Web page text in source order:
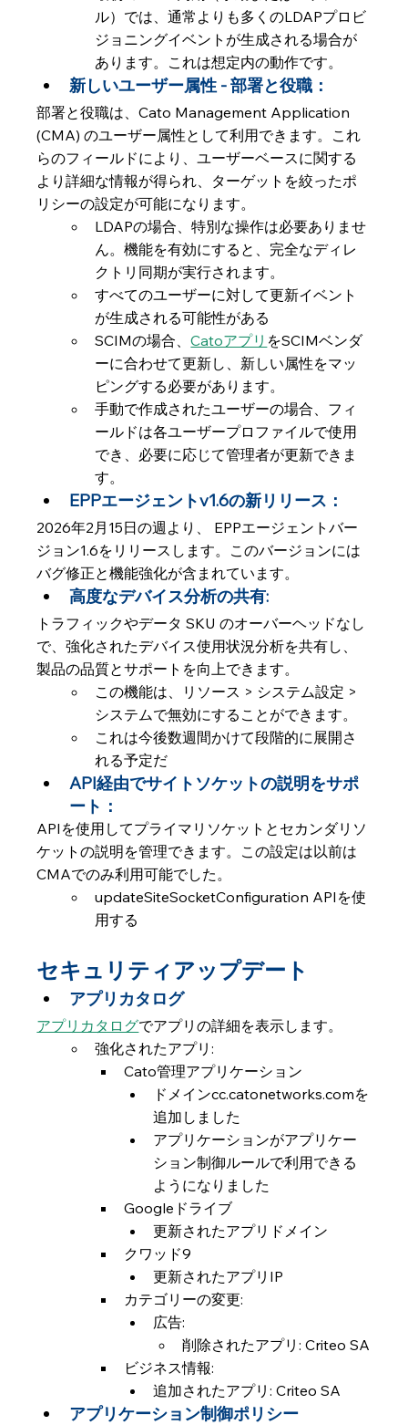
ル）では、通常よりも多くのLDAPプロビ
ジョニングイベントが生成される場合が
あります。これは想定内の動作です。
新しいユーザー属性 - 部署と役職：
部署と役職は、Cato Management Application
(CMA) のユーザー属性として利用できます。これ
らのフィールドにより、ユーザーベースに関する
より詳細な情報が得られ、ターゲットを絞ったポ
リシーの設定が可能になります。
LDAPの場合、特別な操作は必要ありませ
ん。機能を有効にすると、完全なディレ
クトリ同期が実行されます。
すべてのユーザーに対して更新イベント
が生成される可能性がある
SCIMの場合、Catoアプリ をSCIMベンダ
ーに合わせて更新し、新しい属性をマッ
ピングする必要があります。
手動で作成されたユーザーの場合、フィ
ールドは各ユーザープロファイルで使用
でき、必要に応じて管理者が更新できま
す。
EPPエージェントv1.6の新リリース：
2026年2月15日の週より、 EPPエージェントバー
ジョン1.6をリリースします。このバージョンには
バグ修正と機能強化が含まれています。
高度なデバイス分析の共有:
トラフィックやデータ SKU のオーバーヘッドなし
で、強化されたデバイス使用状況分析を共有し、
製品の品質とサポートを向上できます。
この機能は、リソース > システム設定 >
システムで無効にすることができます。
これは今後数週間かけて段階的に展開さ
れる予定だ
API経由でサイトソケットの説明をサポ
ート：
APIを使用してプライマリソケットとセカンダリソ
ケットの説明を管理できます。この設定は以前は
CMAでのみ利用可能でした。
updateSiteSocketConfiguration APIを使
用する
セキュリティアップデート
アプリカタログ
アプリカタログでアプリの詳細を表示します。
強化されたアプリ:
Cato管理アプリケーション
ドメインcc.catonetworks.comを
追加しました
アプリケーションがアプリケー
ション制御ルールで利用できる
ようになりました
Googleドライブ
更新されたアプリドメイン
クワッド9
更新されたアプリIP
カテゴリーの変更:
広告:
削除されたアプリ: Criteo SA
ビジネス情報:
追加されたアプリ: Criteo SA
アプリケーション制御ポリシー